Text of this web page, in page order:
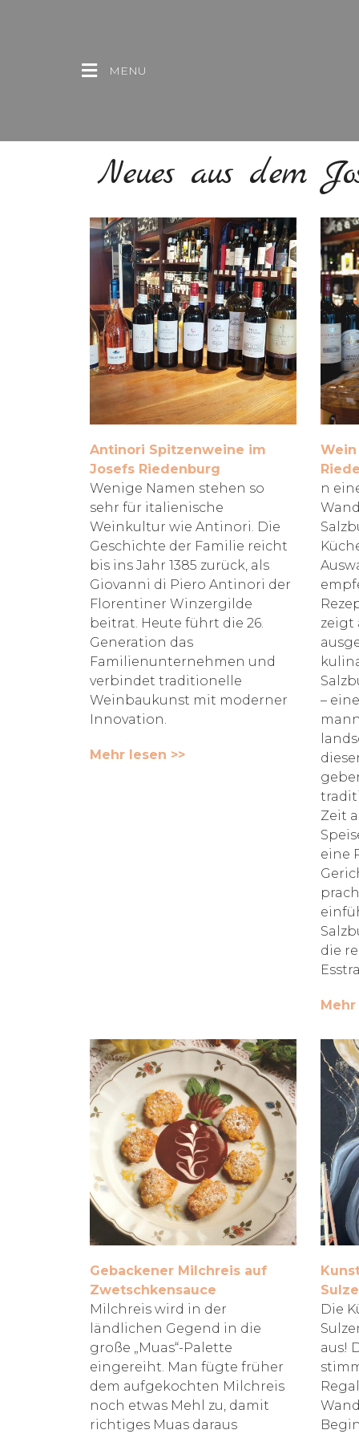
MENU
Neues aus dem
Antinori Spitzenweine im
Josefs Riedenburg
Wenige Namen stehen so
sehr für italienische
Weinkultur wie Antinori. Die
Geschichte der Familie reicht
bis ins Jahr 1385 zurück, als
Giovanni di Piero Antinori der
Florentiner Winzergilde
beitrat. Heute führt die 26.
Generation das
Familienunternehmen und
verbindet traditionelle
Weinbaukunst mit moderner
Innovation.
Mehr lesen >>
Wein
n
zeigt
–
Zeit
eine
die
Mehr
Gebackener Milchreis auf
Zwetschkensauce
Milchreis wird in der
ländlichen Gegend in die
große „Muas“-Palette
eingereiht. Man fügte früher
dem aufgekochten Milchreis
noch etwas Mehl zu, damit
richtiges Muas daraus
Die
aus!